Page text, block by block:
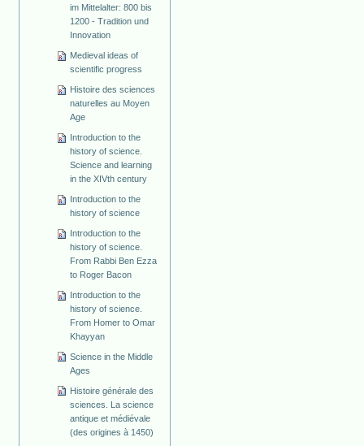
im Mittelalter: 800 bis
1200 - Tradition und
Innovation
Medieval ideas of
scientific progress
Histoire des sciences
naturelles au Moyen
Age
Introduction to the
history of science.
Science and learning
in the XIVth century
Introduction to the
history of science
Introduction to the
history of science.
From Rabbi Ben Ezza
to Roger Bacon
Introduction to the
history of science.
From Homer to Omar
Khayyan
Science in the Middle
Ages
Histoire générale des
sciences. La science
antique et médiévale
(des origines à 1450)